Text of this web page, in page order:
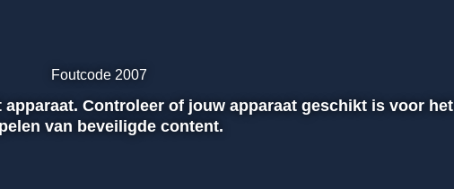
Foutcode 2007
Controleer of jouw apparaat geschikt is voor het
van beveiligde content.